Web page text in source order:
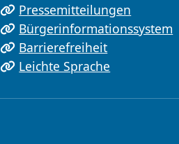
Pressemitteilungen
Bürgerinformationssystem
Barrierefreiheit
Leichte Sprache